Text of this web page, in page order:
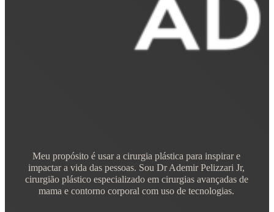
Meu propósito é usar a cirurgia plástica para inspirar e
impactar a vida das pessoas. Sou Dr Ademir Pelizzari Jr,
cirurgião plástico especializado em cirurgias avançadas de
mama e contorno corporal com uso de tecnologias.